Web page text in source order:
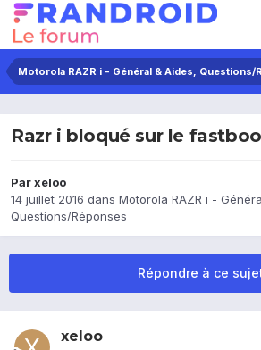
Razr i bloqué sur le
Parxeloo
14 juillet 2016 dans Motorola RAZR i -
Questions/Réponses
Répondre à ce
xeloo